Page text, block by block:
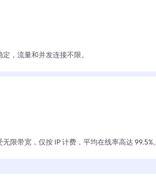
，流量和并发连接不限。
限带宽，仅按 IP 计费，平均在线率高达 99.5%。